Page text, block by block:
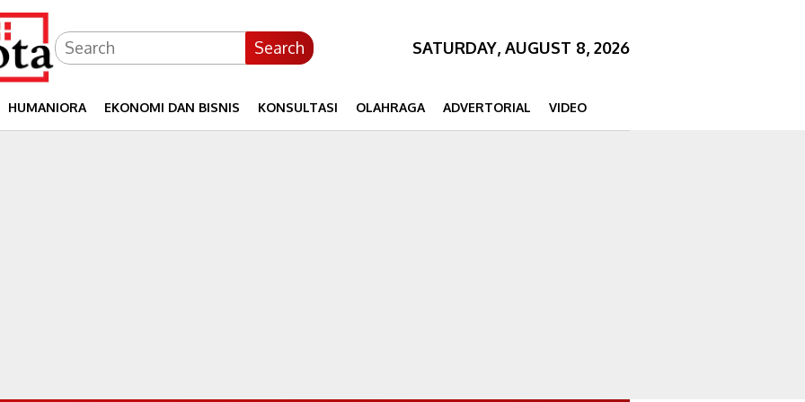
Search SATURDAY, AUGUST 8, 2026
HUMANIORA EKONOMI DAN BISNIS KONSULTASI OLAHRAGA ADVERTORIAL VIDEO